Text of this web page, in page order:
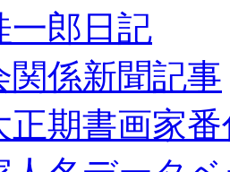
一郎日記
関係新聞記事
正期書画家